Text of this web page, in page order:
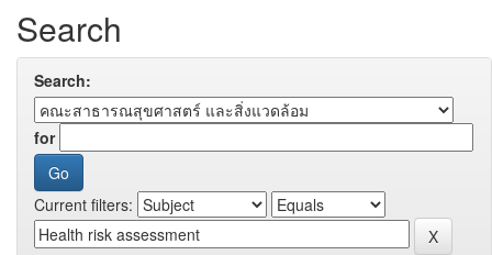
Search
Search:
for
Current filters: